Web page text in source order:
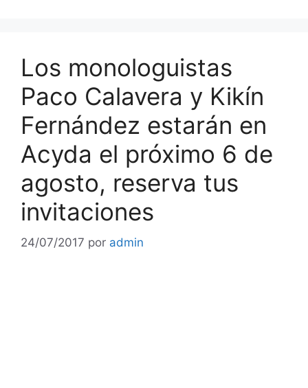
Los monologuistas
Paco Calavera y Kikín
Fernández estarán en
Acyda el próximo 6 de
agosto, reserva tus
invitaciones
24/07/2017 por admin